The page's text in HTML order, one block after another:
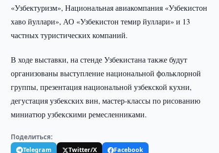
«Узбектуризм», Национальная авиакомпания «Узбекистон
хаво йуллари», АО «Узбекистон темир йуллари» и 13
частных туристических компаний.
В ходе выставки, на стенде Узбекистана также будут
организованы выступление национальной фольклорной
группы, презентация национальной узбекской кухни,
дегустация узбекских вин, мастер-классы по рисованию
миниатюр узбекскими ремесленниками.
Поделиться:
Telegram Twitter/X
Facebook